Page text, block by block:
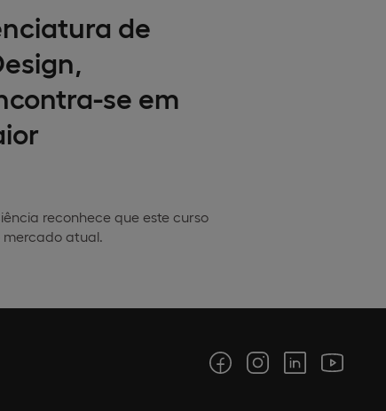
de
se em
reconhece que este curso
mercado atual.